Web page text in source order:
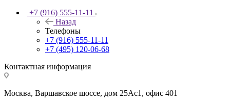
+7 (916) 555-11-11
Назад
Телефоны
+7 (916) 555-11-11
+7 (495) 120-06-68
Контактная информация
Москва, Варшавское шоссе, дом 25Аc1, офис 401